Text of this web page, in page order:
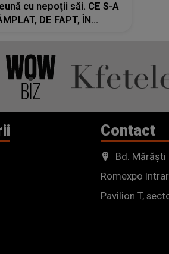
cu nepoţii săi. CE S-A
DE FAPT, ÎN
Se certau de..."
Contact
Bd. Mărăști
Romexpo
Pavilion T,